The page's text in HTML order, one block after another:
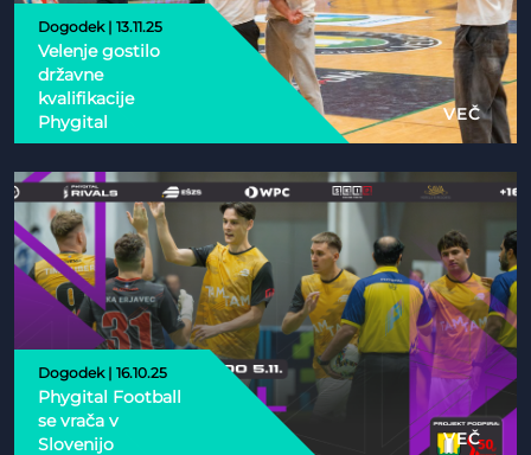
Dogodek | 13.11.25
Velenje gostilo
državne
kvalifikacije
Phygital
VEČ
Dogodek | 16.10.25
Phygital Football
se vrača v
Slovenijo
VEČ